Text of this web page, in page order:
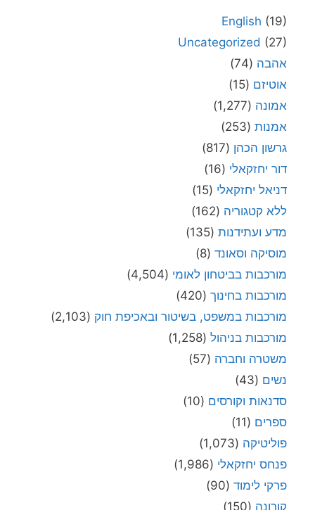
English (19)
Uncategorized (27)
אהבה (74)
אוטיזם (15)
אמונה (1,277)
אמנות (253)
גרשון הכהן (817)
דור יחזקאלי (16)
דניאל יחזקאלי (15)
ללא קטגוריה (162)
מדע ועתידנות (135)
מוסיקה וסאונד (8)
מורכבות בביטחון לאומי (4,504)
מורכבות בחינוך (420)
מורכבות במשפט, בשיטור ובאכיפת חוק (2,103)
מורכבות בניהול (1,258)
משטרה וחברה (57)
נשים (43)
סדנאות וקורסים (10)
ספרים (11)
פוליטיקה (1,073)
פנחס יחזקאלי (1,986)
פרקי לימוד (90)
קורונה (150)